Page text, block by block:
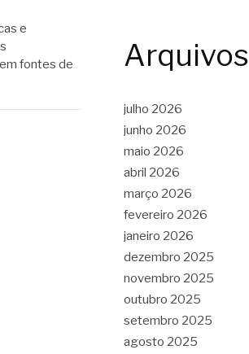
e
fontes de
Arquivos
julho 2026
junho 2026
maio 2026
abril 2026
março 2026
fevereiro 2026
janeiro 2026
dezembro 2025
novembro 2025
outubro 2025
setembro 2025
agosto 2025